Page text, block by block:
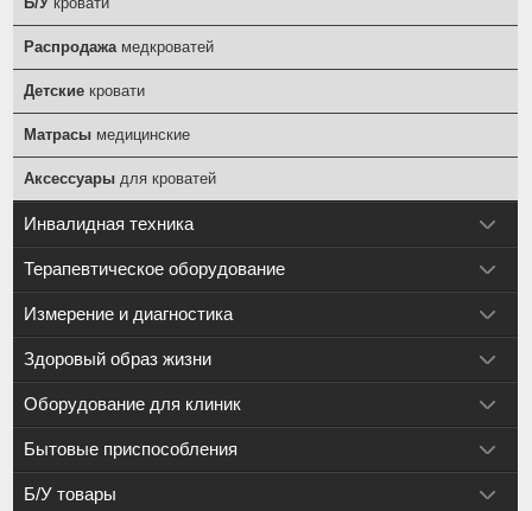
Распродажа медкроватей
Детские кровати
Матрасы медицинские
Аксессуары для кроватей
Инвалидная техника
Терапевтическое оборудование
Измерение и диагностика
Здоровый образ жизни
Оборудование для клиник
Бытовые приспособления
Б/У товары